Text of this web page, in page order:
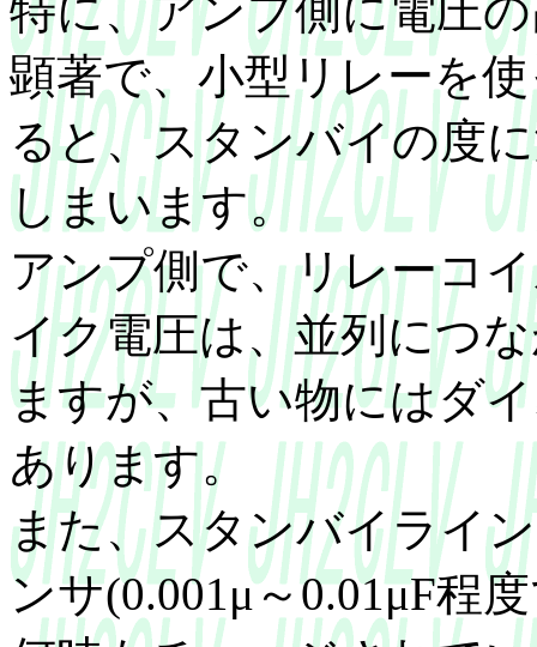
特に、アンプ側に電圧
顕著で、小型リレーを
ると、スタンバイの度
しまいます。
アンプ側で、リレーコ
イク電圧は、並列につ
ますが、古い物にはダ
あります。
また、スタンバイライ
ンサ(0.001μ～0.01μF程